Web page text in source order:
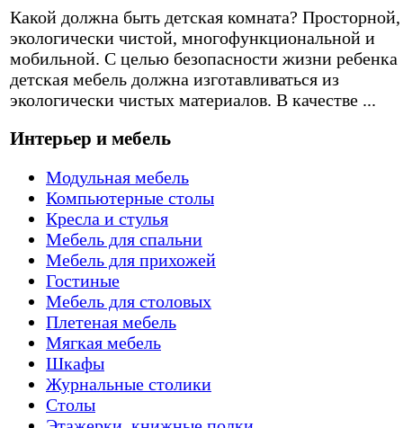
Какой должна быть детская комната? Просторной,
экологически чистой, многофункциональной и
мобильной. С целью безопасности жизни ребенка
детская мебель должна изготавливаться из
экологически чистых материалов. В качестве ...
Интерьер и мебель
Модульная мебель
Компьютерные столы
Кресла и стулья
Мебель для спальни
Мебель для прихожей
Гостиные
Мебель для столовых
Плетеная мебель
Мягкая мебель
Шкафы
Журнальные столики
Столы